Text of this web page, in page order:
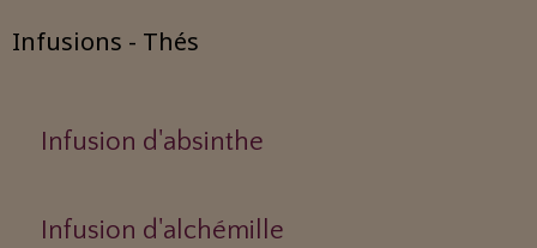
Infusions - Thés
Infusion d'absinthe
Infusion d'alchémille